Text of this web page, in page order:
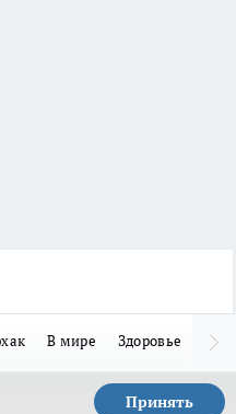
В мире Здоровье
Принять